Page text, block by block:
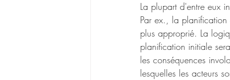
La plupart d'entre eux
Par ex., la
plus approprié. La
planification initiale
les conséquences
lesquelles les acteurs